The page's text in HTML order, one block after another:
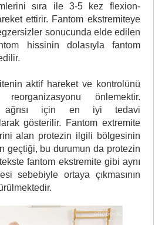
sıra ile 3-5 kez flexion-
ettirir. Fantom ekstremiteye
sonucunda elde edilen
hissinin dolasıyla fantom
aktif hareket ve kontrolünü
önlemektir.
ağrısı için en iyi tedavi
gösterilir. Fantom extremite
alan protezin ilgili bölgesinin
geçtiği, bu durumun da protezin
fantom ekstremite gibi aynı
sebebiyle ortaya çıkmasının